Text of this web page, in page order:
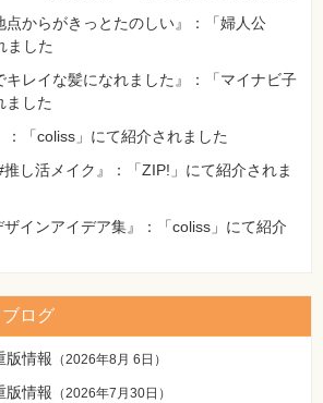
点からがきっとたのしい』：「婦人公
ました
キレイな髪になれました』：「マイナビ子
ました
：「coliss」にて紹介されました
推し活メイク』：「ZIP!」にて紹介されま
ザインアイデア集』：「coliss」にて紹介
ログ
版情報 （2026年8月 6日 ）
版情報 （2026年7月30日 ）